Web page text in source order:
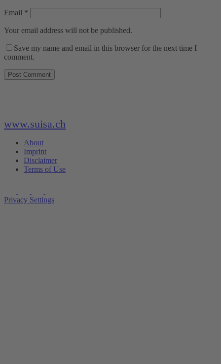
Email *
Your email address will not be published.
Save my name and email in this browser for the next time I
comment.
www.suisa.ch
About
Imprint
Disclaimer
Terms of Use
Privacy Settings